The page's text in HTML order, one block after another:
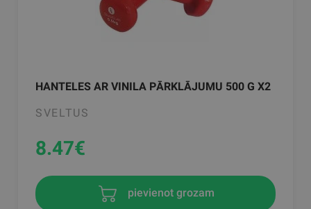
HANTELES AR VINILA PĀRKLĀJUMU 500 G X2
SVELTUS
8.47€
pievienot grozam